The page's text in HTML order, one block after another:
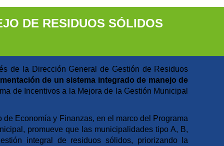
DE RESIDUOS SÓLIDOS
de la Dirección General de Gestión de Residuos
de un sistema integrado de manejo de
de Incentivos a la Mejora de la Gestión Municipal
Economía y Finanzas, en el marco del Programa
promueve que las municipalidades tipo A, B,
integral de residuos sólidos, priorizando la